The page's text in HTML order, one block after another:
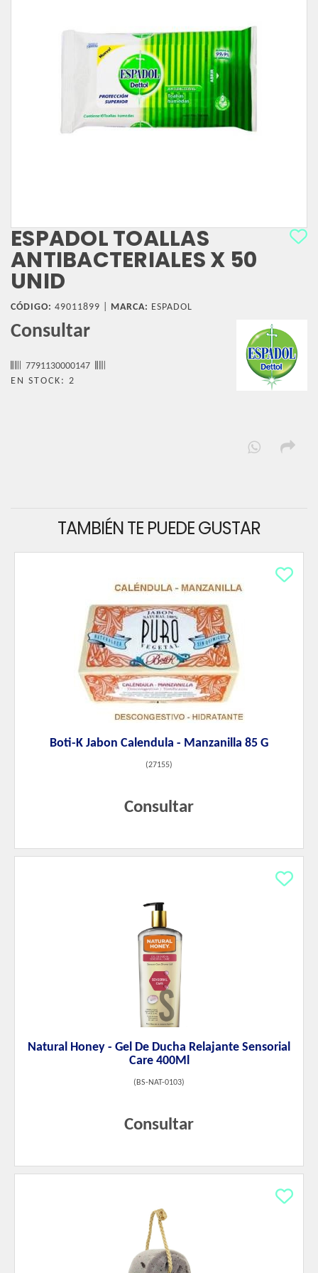
ESPADOL TOALLAS
ANTIBACTERIALES X 50
UNID
CÓDIGO: 49011899 | MARCA: ESPADOL
Consultar
7791130000147
EN STOCK: 2
TAMBIÉN TE PUEDE GUSTAR
Boti-K Jabon Calendula - Manzanilla 85 G
(27155)
Consultar
Natural Honey - Gel De Ducha Relajante Sensorial
Care 400Ml
( BS-NAT-0103)
Consultar